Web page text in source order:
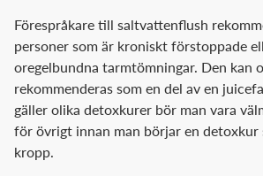
Förespråkare till saltvattenflush
personer som är kroniskt förstoppade
oregelbundna tarmtömningar. Den kan
rekommenderas som en del av en
gäller olika detoxkurer bör man vara
för övrigt innan man börjar en detoxkur
kropp.